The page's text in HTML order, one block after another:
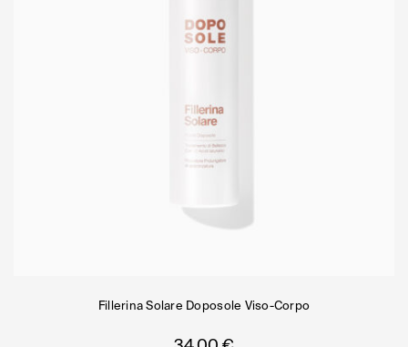
Fillerina Solare Doposole Viso-Corpo